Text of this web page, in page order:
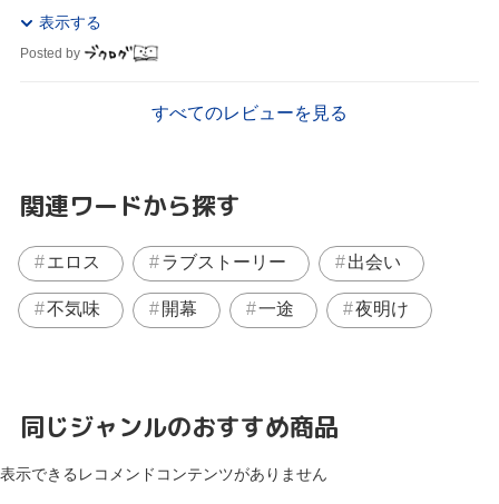
たちみんな幸せになって欲しい( ；∀；)♡♡悪...
表示する
Posted by
すべてのレビューを見る
関連ワードから探す
エロス ラブストーリー 出会い
不気味 開幕 一途 夜明け
同じジャンルのおすすめ商品
表示できるレコメンドコンテンツがありません